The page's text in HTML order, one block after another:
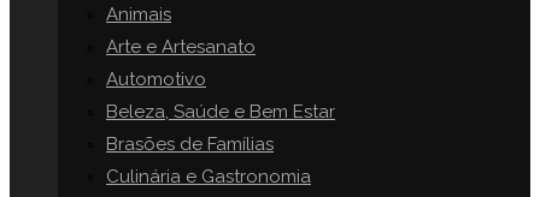
Animais
Arte e Artesanato
Automotivo
Beleza, Saúde e Bem Estar
Brasões de Famílias
Culinária e Gastronomia